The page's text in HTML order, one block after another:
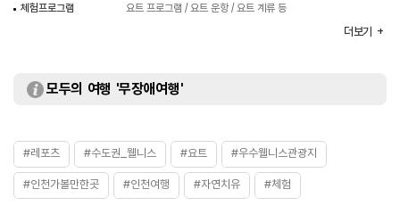
체험프로그램
요트 프로그램 / 요트 운항 / 요트 계류 등
더보기
모두의 여행 '무장애여행'
#레포츠 #수도권_웰니스 #요트 #우수웰니스관광지
#인천가볼만한곳 #인천여행 #자연치유 #체험